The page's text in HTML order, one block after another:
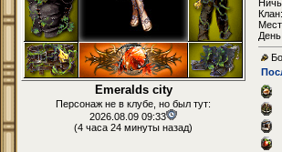
Emeralds city
Персонаж не в клубе, но был тут:
2026.08.09 09:33
(4 часа 24 минуты назад)
Клан: